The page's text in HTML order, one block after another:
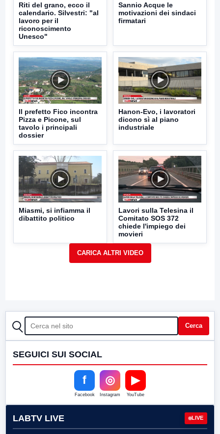
Riti del grano, ecco il
calendario. Silvestri: "al
lavoro per il
riconoscimento
Unesco"
Sannio Acque le
motivazioni dei sindaci
firmatari
Il prefetto Fico incontra
Pizza e Picone, sul
tavolo i principali
dossier
Hanon-Evo, i lavoratori
dicono sì al piano
industriale
Miasmi, si infiamma il
dibattito politico
Lavori sulla Telesina il
Comitato SOS 372
chiede l'impiego dei
movieri
CERCA Cerca
SEGUICI SUI SOCIAL
f
Facebook
◎
Instagram
▶
YouTube
LABTV LIVE LIVE